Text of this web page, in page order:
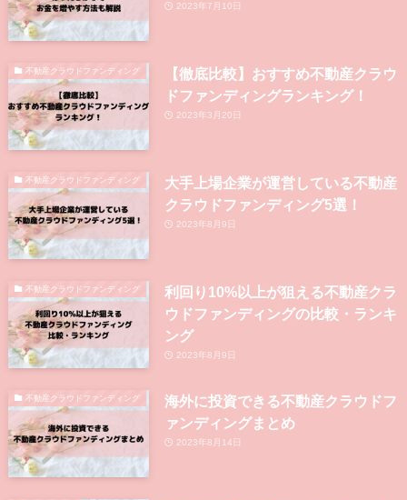
2023年7月10日
不動産クラウドファンディング
【徹底比較】おすすめ不動産クラウ
ドファンディングランキング！
2023年3月20日
不動産クラウドファンディング
大手上場企業が運営している不動産
クラウドファンディング5選！
2023年8月9日
不動産クラウドファンディング
利回り10%以上が狙える不動産クラ
ウドファンディングの比較・ランキ
ング
2023年8月9日
不動産クラウドファンディング
海外に投資できる不動産クラウドフ
ァンディングまとめ
2023年8月14日